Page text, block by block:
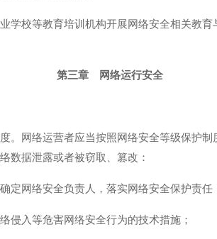
校等教育培训机构开展网络安全相关教育
第三章 网络运行安全
网络运营者应当按照网络安全等级保护制
数据泄露或者被窃取、篡改：
定网络安全负责人，落实网络安全保护责任
侵入等危害网络安全行为的技术措施；